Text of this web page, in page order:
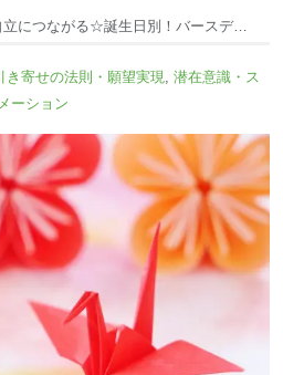
がる☆誕生日別！バースデーアファメーション☆
き寄せの法則・願望実現
潜在意識・ス
ーション